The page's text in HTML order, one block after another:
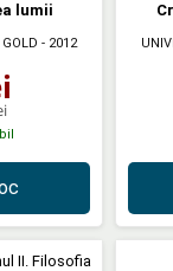
lumii
- 2012